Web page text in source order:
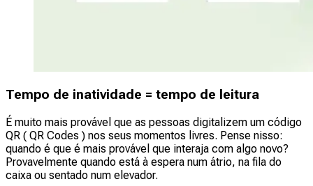
Tempo de inatividade = tempo de leitura
É muito mais provável que as pessoas digitalizem um código
QR ( QR Codes ) nos seus momentos livres. Pense nisso:
quando é que é mais provável que interaja com algo novo?
Provavelmente quando está à espera num átrio, na fila do
caixa ou sentado num elevador.